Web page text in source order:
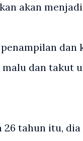
akan
dan takut
26 tahun itu,